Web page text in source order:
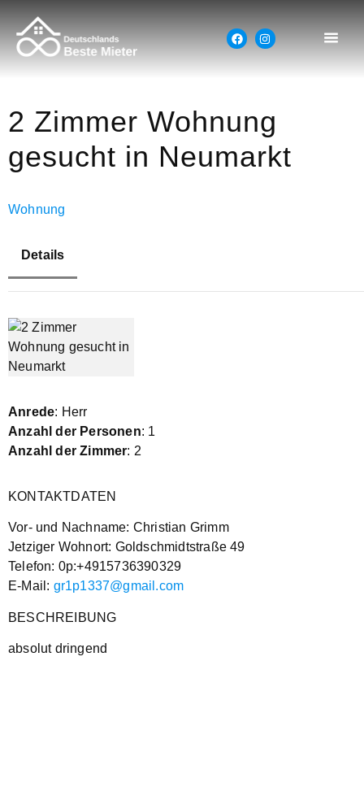
2 Zimmer Wohnung
gesucht in Neumarkt
Wohnung
Details
Anrede: Herr
Anzahl der Personen: 1
Anzahl der Zimmer: 2
KONTAKTDATEN
Vor- und Nachname: Christian Grimm
Jetziger Wohnort: Goldschmidtstraße 49
Telefon: 0p:+4915736390329
E-Mail: gr1p1337@gmail.com
BESCHREIBUNG
absolut dringend